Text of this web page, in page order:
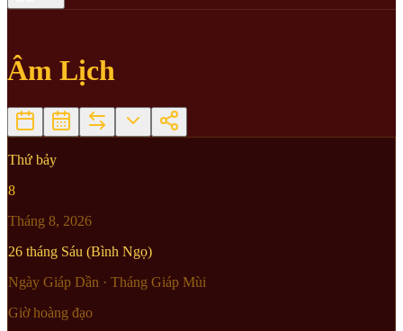
Âm Lịch
Thứ bảy
8
Tháng 8, 2026
26 tháng Sáu (Bình Ngọ)
Ngày Giáp Dần · Tháng Giáp Mùi
Giờ hoàng đạo